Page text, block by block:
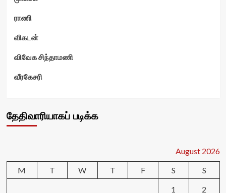
ராணி
விகடன்
விவேக சிந்தாமணி
வீரகேசரி
தேதிவாரியாகப் படிக்க
August 2026
M
T W T F S
S
1
2